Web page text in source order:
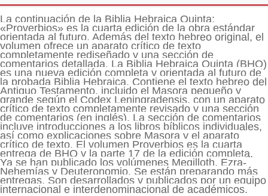
La continuación de la Biblia Hebraica Quinta:
«Proverbios» es la cuarta edición de la obra estándar
orientada al futuro. Además del texto hebreo original, el
volumen ofrece un aparato crítico de texto
completamente rediseñado y una sección de
comentarios detallada. La Biblia Hebraica Quinta (BHQ)
es una nueva edición completa y orientada al futuro de
la probada Biblia Hebraica. Contiene el texto hebreo del
Antiguo Testamento, incluido el Masora pequeño y
grande según el Codex Leningradensis, con un aparato
crítico de texto completamente revisado y una sección
de comentarios (en inglés). La sección de comentarios
incluye introducciones a los libros bíblicos individuales,
así como explicaciones sobre Masora y el aparato
crítico de texto. El volumen Proverbios es la cuarta
entrega de BHQ y la parte 17 de la edición completa.
Ya se han publicado los volúmenes Megilloth, Ezra-
Nehemías y Deuteronomio. Se están preparando más
entregas. Son desarrollados y publicados por un equipo
internacional e interdenominacional de académicos.